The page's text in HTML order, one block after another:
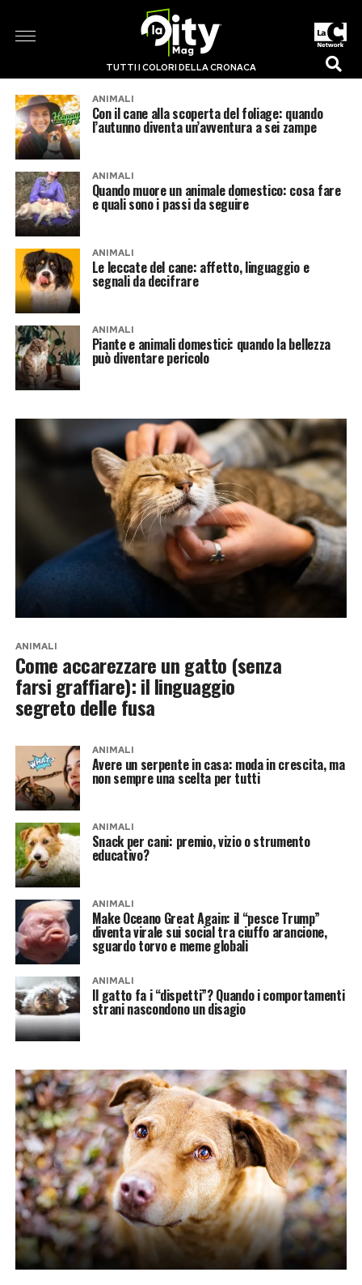
TUTTI I COLORI DELLA CRONACA
ANIMALI
Con il cane alla scoperta del foliage: quando
l’autunno diventa un’avventura a sei zampe
ANIMALI
Quando muore un animale domestico: cosa fare
e quali sono i passi da seguire
ANIMALI
Le leccate del cane: affetto, linguaggio e
segnali da decifrare
ANIMALI
Piante e animali domestici: quando la bellezza
può diventare pericolo
ANIMALI
Come accarezzare un gatto (senza
farsi graffiare): il linguaggio
segreto delle fusa
ANIMALI
Avere un serpente in casa: moda in crescita, ma
non sempre una scelta per tutti
ANIMALI
Snack per cani: premio, vizio o strumento
educativo?
ANIMALI
Make Oceano Great Again: il “pesce Trump”
diventa virale sui social tra ciuffo arancione,
sguardo torvo e meme globali
ANIMALI
Il gatto fa i “dispetti”? Quando i comportamenti
strani nascondono un disagio